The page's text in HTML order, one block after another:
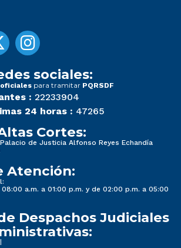
sociales:
oficiales para tramitar PQRSDF
: 22233904
24 horas : 47265
Cortes:
de Justicia Alfonso Reyes Echandía
Atención:
a.m. a 01:00 p.m. y de 02:00 p.m. a 05:00
Despachos Judiciales